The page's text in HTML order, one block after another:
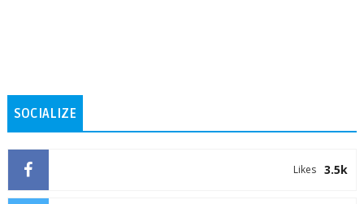
SOCIALIZE
3.5k
Likes